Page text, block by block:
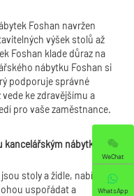
Foshan navržen
výšek stolů až
Foshan klade důraz na
nábytku Foshan si
podporuje správné
ke zdravějšímu a
pro vaše zaměstnance.
nábytkem
stoly a židle, nabízí
uspořádat a
WeChat
WhatsApp